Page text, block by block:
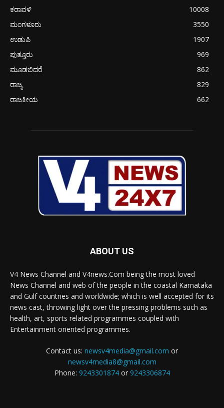
ಕರಾವಳಿ
10008
ಮಂಗಳೂರು
3550
ಉಡುಪಿ
1907
ಪುತ್ತೂರು
969
ಮೂಡಬಿದರೆ
862
ರಾಜ್ಯ
829
ರಾಜಕೀಯ
662
ABOUT US
V4 News Channel and V4news.Com being the most loved
News Channel and web of the people in the coastal Karnataka
and Gulf countries and worldwide; which is well accepted for its
news cast, throwing light over the pressing problems such as
health, art, sports related programmes coupled with
Entertainment oriented programmes.
Contact us: newsv4media@gmail.com or
newsv4media8@gmail.com
Phone: 9243301874or 9243306874